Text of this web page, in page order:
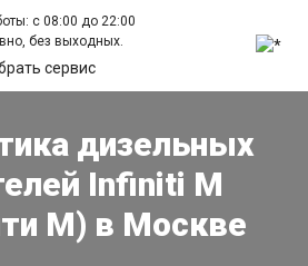
с 08:00 до 22:00
без выходных.
сервис
дизельных
Infiniti M
М) в Москве